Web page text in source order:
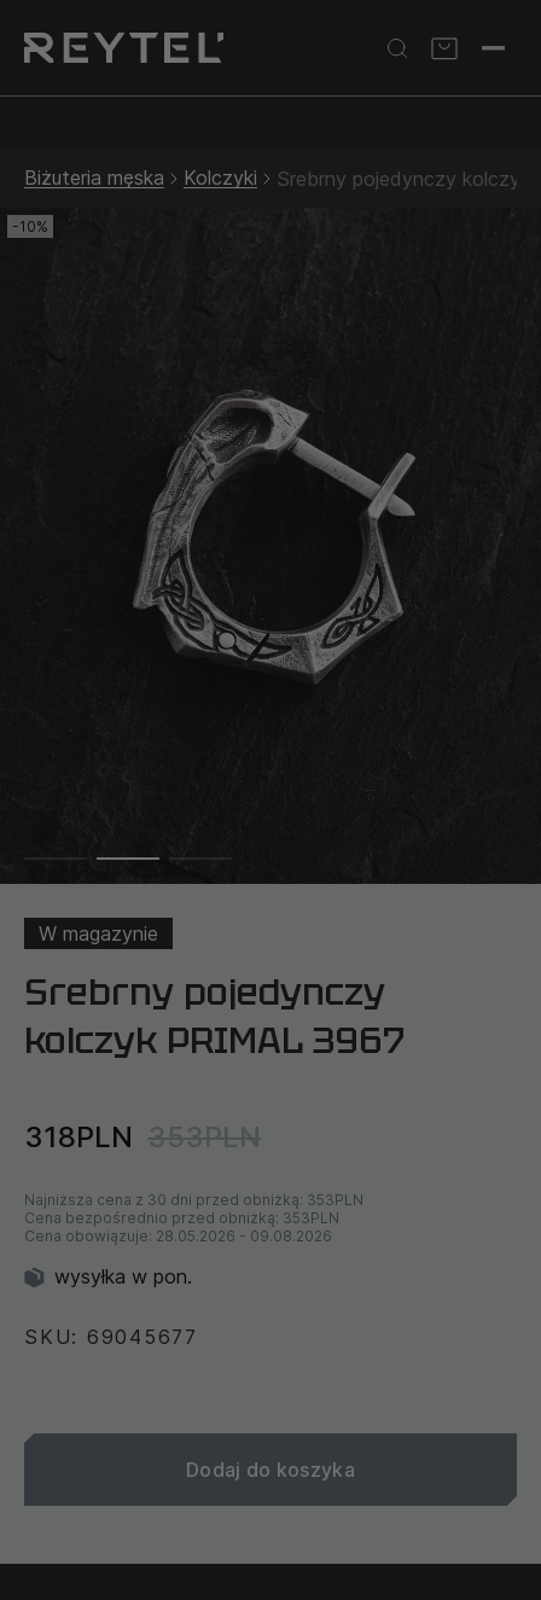
Złota biżuteria: –30% | Do 31.08
Biżuteria męska Kolczyki Srebrny pojedynczy kolczyk
-10%
W magazynie
Srebrny pojedynczy
kolczyk PRIMAL 3967
318PLN 353PLN
Najniższa cena z 30 dni przed obniżką: 353PLN
Cena bezpośrednio przed obniżką: 353PLN
Cena obowiązuje: 28.05.2026 - 09.08.2026
wysyłka w pon.
SKU: 69045677
Dodaj do koszyka